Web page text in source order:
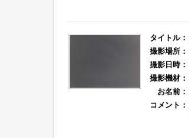
タイトル：
撮影場所：
撮影日時：
撮影機材：
お名前：
コメント：